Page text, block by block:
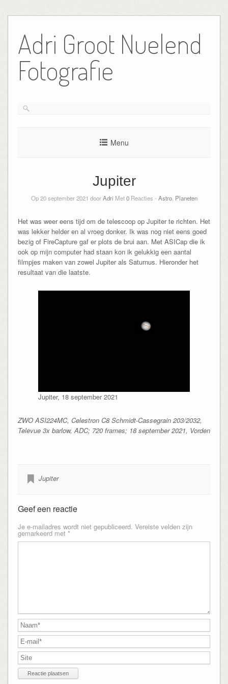
de
inhoud
Adri Groot Nuelend
Fotografie
Menu
Jupiter
Op 20 september 2021 doorAdri Met0Reacties - Astro, Planeten
Het was weer eens tijd om de telescoop op Jupiter te richten. Het
was lekker helder en al vroeg donker. Ik was nog niet eens goed
bezig of FireCapture gaf er plots de brui aan. Met ASICap die ik
ook op mijn computer had staan kon ik gelukkig een aantal
filmpjes maken van zowel Jupiter als Saturnus. Hieronder het
resultaat van die laatste.
Jupiter, 18 september 2021
ZWO ASI224MC, Celestron C8 Schmidt-Cassegrain 203/2032,
Televue 3x barlow, ADC; 720 frames; 18 september 2021, Vorden
Jupiter
Geef een reactie
Je e-mailadres wordt niet gepubliceerd. Vereiste velden zijn
gemarkeerd met *